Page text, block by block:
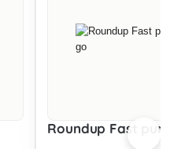
Roundup Fast pump &